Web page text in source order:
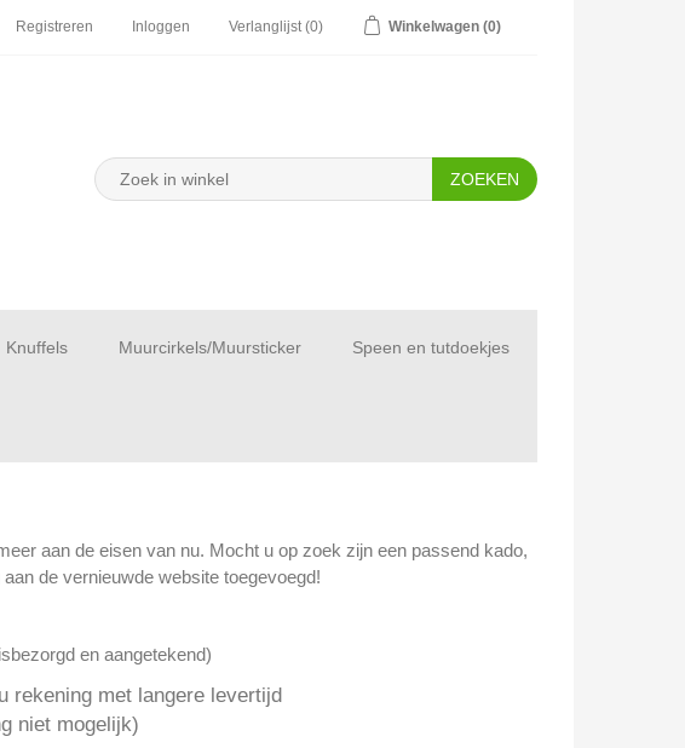
Registreren Inloggen Verlanglijst (0) Winkelwagen (0)
Knuffels Muurcirkels/Muursticker Speen en tutdoekjes
aan de eisen van nu. Mocht u op zoek zijn een passend kado,
de vernieuwde website toegevoegd!
en aangetekend)
rekening met langere levertijd
niet mogelijk)